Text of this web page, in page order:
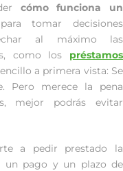
cómo funciona un
tomar decisiones
al máximo las
como los préstamos
a primera vista: Se
Pero merece la pena
mejor podrás evitar
a pedir prestado la
un pago y un plazo de